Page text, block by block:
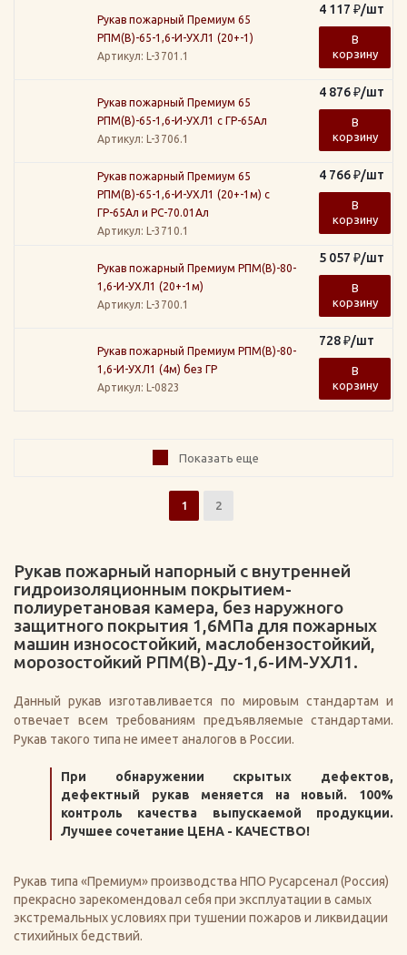
Рукав пожарный Премиум 65
РПМ(В)-65-1,6-И-УХЛ1 (20+-1)
Артикул: L-3701.1
4 117 ₽/шт
В
корзину
Рукав пожарный Премиум 65
РПМ(В)-65-1,6-И-УХЛ1 с ГР-65Ал
Артикул: L-3706.1
4 876₽/шт
В
корзину
Рукав пожарный Премиум 65
РПМ(В)-65-1,6-И-УХЛ1 (20+-1м) с
ГР-65Ал и РС-70.01Ал
Артикул: L-3710.1
4 766₽/шт
В
корзину
Рукав пожарный Премиум РПМ(В)-80-
1,6-И-УХЛ1 (20+-1м)
Артикул: L-3700.1
5 057 ₽/шт
В
корзину
Рукав пожарный Премиум РПМ(В)-80-
1,6-И-УХЛ1 (4м) без ГР
Артикул: L-0823
728₽/шт
В
корзину
Показать еще
1 2
Рукав пожарный напорный с внутренней
гидроизоляционным покрытием-
полиуретановая камера, без наружного
защитного покрытия 1,6МПа для пожарных
машин износостойкий, маслобензостойкий,
морозостойкий РПМ(В)-Ду-1,6-ИМ-УХЛ1.
Данный рукав изготавливается по мировым стандартам и
отвечает всем требованиям предъявляемые стандартами.
Рукав такого типа не имеет аналогов в России.
При обнаружении скрытых дефектов,
дефектный рукав меняется на новый. 100%
контроль качества выпускаемой продукции.
Лучшее сочетание ЦЕНА - КАЧЕСТВО!
Рукав типа «Премиум» производства НПО Русарсенал (Россия)
прекрасно зарекомендовал себя при эксплуатации в самых
экстремальных условиях при тушении пожаров и ликвидации
стихийных бедствий.